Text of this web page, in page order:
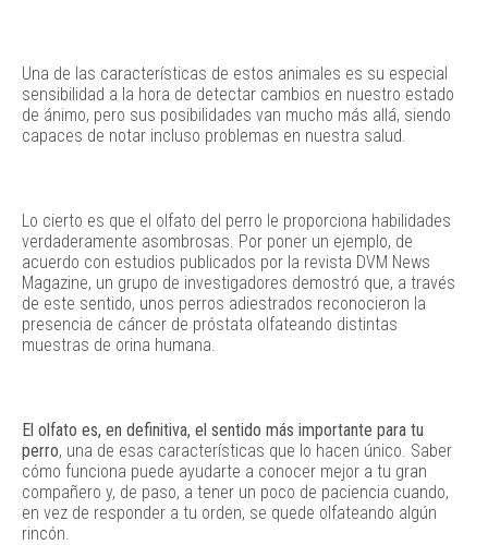
Una de las características de estos animales es su especial
sensibilidad a la hora de detectar cambios en nuestro estado
de ánimo, pero sus posibilidades van mucho más allá, siendo
capaces de notar incluso problemas en nuestra salud.
Lo cierto es que el olfato del perro le proporciona habilidades
verdaderamente asombrosas. Por poner un ejemplo, de
acuerdo con estudios publicados por la revista DVM News
Magazine, un grupo de investigadores demostró que, a través
de este sentido, unos perros adiestrados reconocieron la
presencia de cáncer de próstata olfateando distintas
muestras de orina humana.
El olfato es, en definitiva, el sentido más importante para tu
perro, una de esas características que lo hacen único. Saber
cómo funciona puede ayudarte a conocer mejor a tu gran
compañero y, de paso, a tener un poco de paciencia cuando,
en vez de responder a tu orden, se quede olfateando algún
rincón.